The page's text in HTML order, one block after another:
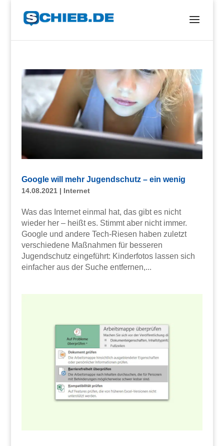
Google will mehr Jugendschutz – ein wenig
14.08.2021| Internet
Was das Internet einmal hat, das gibt es nicht
wieder her – heißt es. Stimmt aber nicht immer.
Google und andere Tech-Riesen haben zuletzt
verschiedene Maßnahmen für besseren
Jugendschutz eingeführt: Kinderfotos lassen sich
einfacher aus der Suche entfernen,...